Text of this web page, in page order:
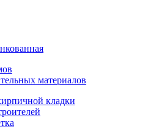
материалов
кладки